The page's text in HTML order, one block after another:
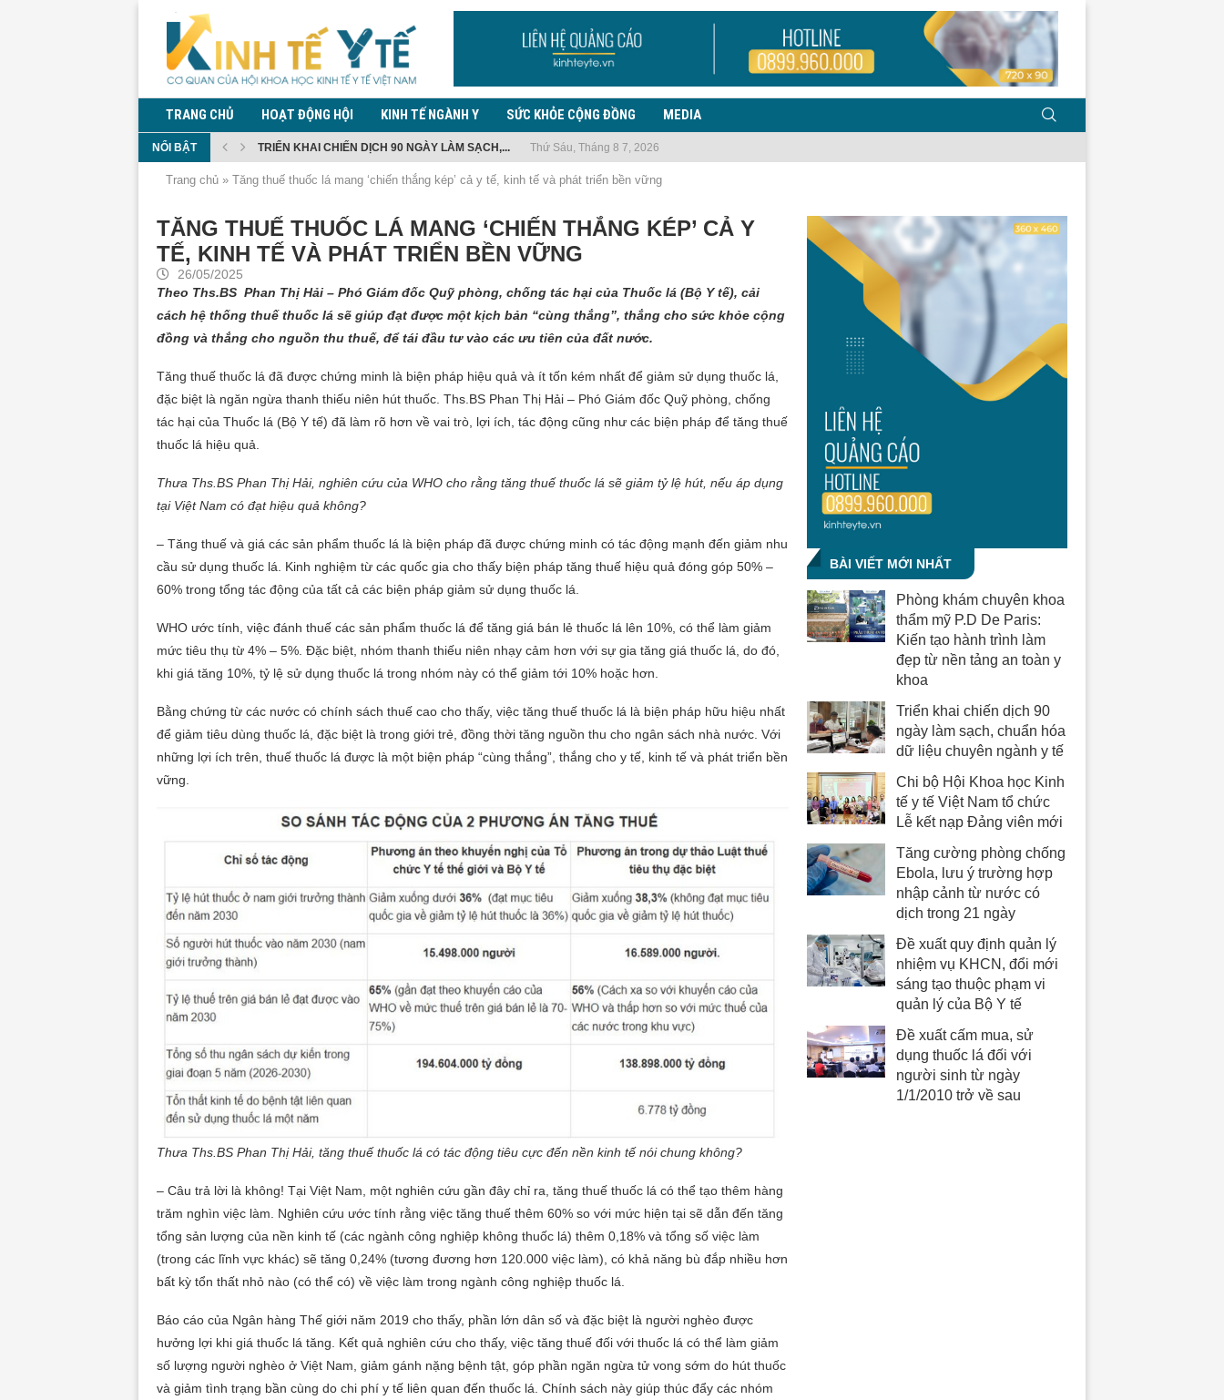
TRANG CHỦ HOẠT ĐỘNG HỘI KINH TẾ NGÀNH Y SỨC KHỎE CỘNG ĐỒNG MEDIA
NỔI BẬT TRIỂN KHAI CHIẾN DỊCH 90 NGÀY LÀM SẠCH,...
CHI BỘ HỘI KHOA HỌC KINH TẾ Y...
TĂNG CƯỜNG PHÒNG CHỐNG EBOLA, LƯU Ý TRƯỜNG...
ĐỀ XUẤT QUY ĐỊNH QUẢN LÝ NHIỆM VỤ...
ĐỀ XUẤT CẤM MUA, SỬ DỤNG THUỐC LÁ...
BỘ Y TẾ THÔNG TIN DIỄN BIẾN PHỨC...
QUY ĐỊNH GIÁM SÁT TRONG PHÒNG, CHỐNG BỆNH...
KIỂM DỊCH Y TẾ ĐỐI VỚI NGƯỜI NHẬP...
PHÓ THỦ TƯỚNG PHẠM THỊ THANH TRÀ CHIA...
Thứ Sáu, Tháng 8 7, 2026
Trang chủ » Tăng thuế thuốc lá mang ‘chiến thắng kép’ cả y tế, kinh tế và phát triển bền vững
TĂNG THUẾ THUỐC LÁ MANG ‘CHIẾN THẮNG KÉP’ CẢ Y
TẾ, KINH TẾ VÀ PHÁT TRIỂN BỀN VỮNG
26/05/2025
Theo Ths.BS Phan Thị Hải – Phó Giám đốc Quỹ phòng, chống tác hại của Thuốc lá (Bộ Y tế), cải
cách hệ thống thuế thuốc lá sẽ giúp đạt được một kịch bản “cùng thắng”, thắng cho sức khỏe cộng
đồng và thắng cho nguồn thu thuế, để tái đầu tư vào các ưu tiên của đất nước.
Tăng thuế thuốc lá đã được chứng minh là biện pháp hiệu quả và ít tốn kém nhất để giảm sử dụng thuốc lá,
đặc biệt là ngăn ngừa thanh thiếu niên hút thuốc. Ths.BS Phan Thị Hải – Phó Giám đốc Quỹ phòng, chống
tác hại của Thuốc lá (Bộ Y tế) đã làm rõ hơn về vai trò, lợi ích, tác động cũng như các biện pháp để tăng thuế
thuốc lá hiệu quả.
Thưa Ths.BS Phan Thị Hải, nghiên cứu của WHO cho rằng tăng thuế thuốc lá sẽ giảm tỷ lệ hút, nếu áp dụng
tại Việt Nam có đạt hiệu quả không?
– Tăng thuế và giá các sản phẩm thuốc lá là biện pháp đã được chứng minh có tác động mạnh đến giảm nhu
cầu sử dụng thuốc lá. Kinh nghiệm từ các quốc gia cho thấy biện pháp tăng thuế hiệu quả đóng góp 50% –
60% trong tổng tác động của tất cả các biện pháp giảm sử dụng thuốc lá.
WHO ước tính, việc đánh thuế các sản phẩm thuốc lá để tăng giá bán lẻ thuốc lá lên 10%, có thể làm giảm
mức tiêu thụ từ 4% – 5%. Đặc biệt, nhóm thanh thiếu niên nhạy cảm hơn với sự gia tăng giá thuốc lá, do đó,
khi giá tăng 10%, tỷ lệ sử dụng thuốc lá trong nhóm này có thể giảm tới 10% hoặc hơn.
Bằng chứng từ các nước có chính sách thuế cao cho thấy, việc tăng thuế thuốc lá là biện pháp hữu hiệu nhất
để giảm tiêu dùng thuốc lá, đặc biệt là trong giới trẻ, đồng thời tăng nguồn thu cho ngân sách nhà nước. Với
những lợi ích trên, thuế thuốc lá được là một biện pháp “cùng thắng”, thắng cho y tế, kinh tế và phát triển bền
vững.
Thưa Ths.BS Phan Thị Hải, tăng thuế thuốc lá có tác động tiêu cực đến nền kinh tế nói chung không?
– Câu trả lời là không! Tại Việt Nam, một nghiên cứu gần đây chỉ ra, tăng thuế thuốc lá có thể tạo thêm hàng
trăm nghìn việc làm. Nghiên cứu ước tính rằng việc tăng thuế thêm 60% so với mức hiện tại sẽ dẫn đến tăng
tổng sản lượng của nền kinh tế (các ngành công nghiệp không thuốc lá) thêm 0,18% và tổng số việc làm
(trong các lĩnh vực khác) sẽ tăng 0,24% (tương đương hơn 120.000 việc làm), có khả năng bù đắp nhiều hơn
bất kỳ tổn thất nhỏ nào (có thể có) về việc làm trong ngành công nghiệp thuốc lá.
Báo cáo của Ngân hàng Thế giới năm 2019 cho thấy, phần lớn dân số và đặc biệt là người nghèo được
hưởng lợi khi giá thuốc lá tăng. Kết quả nghiên cứu cho thấy, việc tăng thuế đối với thuốc lá có thể làm giảm
số lượng người nghèo ở Việt Nam, giảm gánh nặng bệnh tật, góp phần ngăn ngừa tử vong sớm do hút thuốc
và giảm tình trạng bần cùng do chi phí y tế liên quan đến thuốc lá. Chính sách này giúp thúc đẩy các nhóm
BÀI VIẾT MỚI NHẤT
Phòng khám chuyên khoa
thẩm mỹ P.D De Paris:
Kiến tạo hành trình làm
đẹp từ nền tảng an toàn y
khoa
Triển khai chiến dịch 90
ngày làm sạch, chuẩn hóa
dữ liệu chuyên ngành y tế
Chi bộ Hội Khoa học Kinh
tế y tế Việt Nam tổ chức
Lễ kết nạp Đảng viên mới
Tăng cường phòng chống
Ebola, lưu ý trường hợp
nhập cảnh từ nước có
dịch trong 21 ngày
Đề xuất quy định quản lý
nhiệm vụ KHCN, đổi mới
sáng tạo thuộc phạm vi
quản lý của Bộ Y tế
Đề xuất cấm mua, sử
dụng thuốc lá đối với
người sinh từ ngày
1/1/2010 trở về sau